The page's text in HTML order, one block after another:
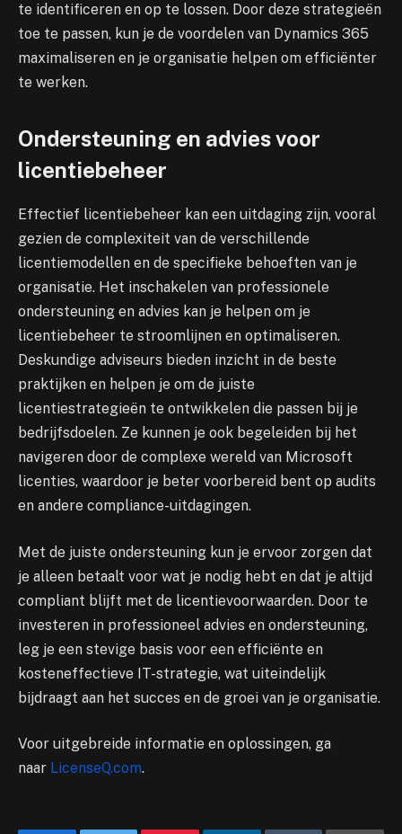
te identificeren en op te lossen. Door deze strategieën
toe te passen, kun je de voordelen van Dynamics 365
maximaliseren en je organisatie helpen om efficiënter
te werken.
Ondersteuning en advies voor
licentiebeheer
Effectief licentiebeheer kan een uitdaging zijn, vooral
gezien de complexiteit van de verschillende
licentiemodellen en de specifieke behoeften van je
organisatie. Het inschakelen van professionele
ondersteuning en advies kan je helpen om je
licentiebeheer te stroomlijnen en optimaliseren.
Deskundige adviseurs bieden inzicht in de beste
praktijken en helpen je om de juiste
licentiestrategieën te ontwikkelen die passen bij je
bedrijfsdoelen. Ze kunnen je ook begeleiden bij het
navigeren door de complexe wereld van Microsoft
licenties, waardoor je beter voorbereid bent op audits
en andere compliance-uitdagingen.
Met de juiste ondersteuning kun je ervoor zorgen dat
je alleen betaalt voor wat je nodig hebt en dat je altijd
compliant blijft met de licentievoorwaarden. Door te
investeren in professioneel advies en ondersteuning,
leg je een stevige basis voor een efficiënte en
kosteneffectieve IT-strategie, wat uiteindelijk
bijdraagt aan het succes en de groei van je organisatie.
Voor uitgebreide informatie en oplossingen, ga
naar LicenseQ.com.